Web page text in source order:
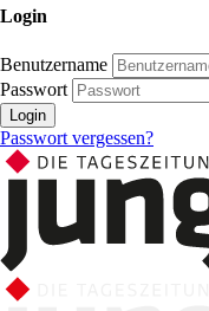
Login
Benutzername
Passwort
Login
Passwort vergessen?